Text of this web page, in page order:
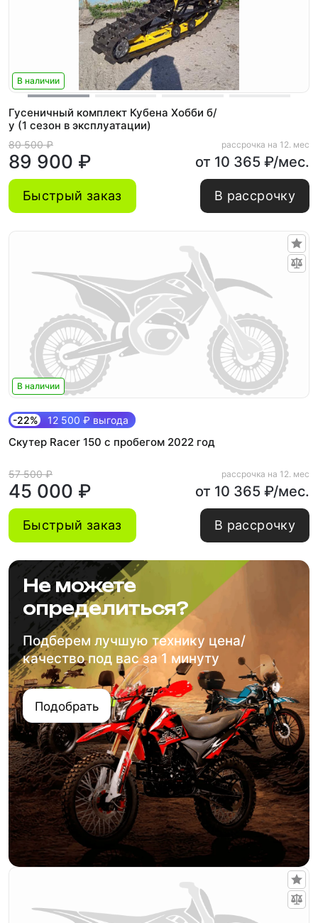
В наличии
Гусеничный комплект Кубена Хобби б/
у (1 сезон в эксплуатации)
80 500 ₽
89 900 ₽
рассрочка на 12. мес
от 10 365 ₽/мес.
Быстрый заказ В рассрочку
В наличии
-22% 12 500 ₽ выгода
Скутер Racer 150 с пробегом 2022 год
57 500 ₽
45 000 ₽
рассрочка на 12. мес
от 10 365 ₽/мес.
Быстрый заказ В рассрочку
Не можете
определиться?
Подберем лучшую технику цена/
качество под вас за 1 минуту
Подобрать